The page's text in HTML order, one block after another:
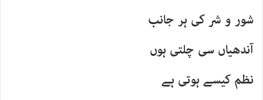
شور و شر کی ہر جانب
آندھیاں سی چلتی ہوں
نظم کیسے ہوتی ہے